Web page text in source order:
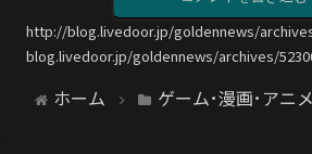
http://blog.livedoor.jp/goldennews/
blog.livedoor.jp/goldennews/archives/
ホーム ゲーム･漫画･アニメ